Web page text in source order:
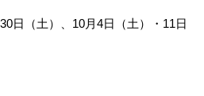
日（土）、10月4日（土）・11日